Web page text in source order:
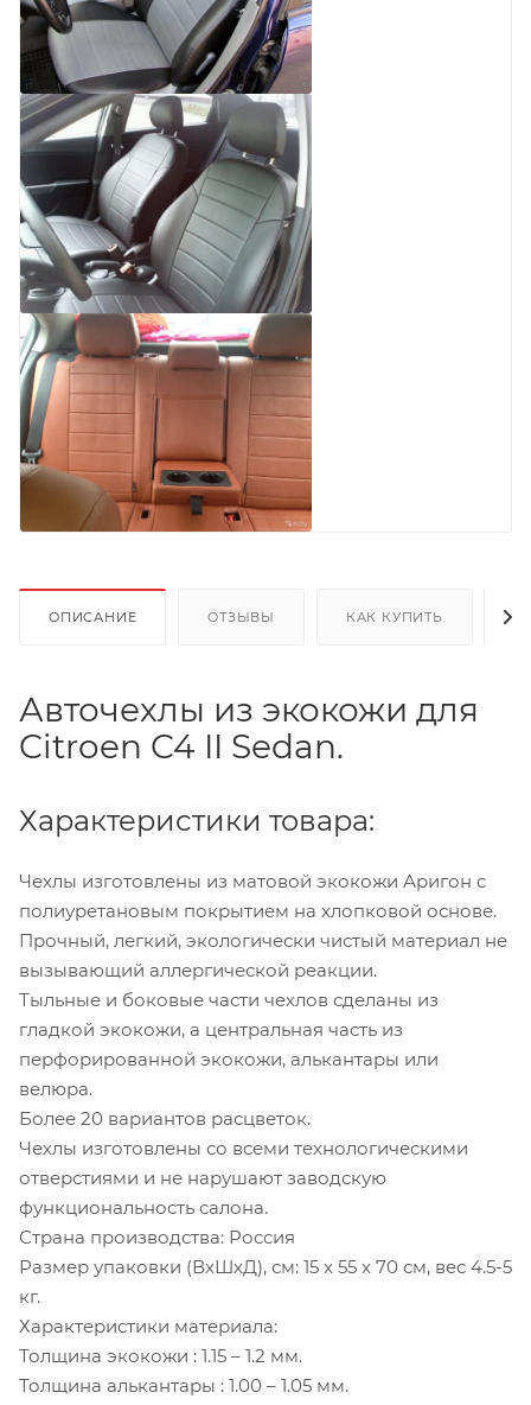
ОПИСАНИЕ ОТЗЫВЫ КАК КУПИТЬ
Авточехлы из экокожи для
Citroen C4 II Sedan.
Характеристики товара:
Чехлы изготовлены из матовой экокожи Аригон с
полиуретановым покрытием на хлопковой основе.
Прочный, легкий, экологически чистый материал не
вызывающий аллергической реакции.
Тыльные и боковые части чехлов сделаны из
гладкой экокожи, а центральная часть из
перфорированной экокожи, алькантары или
велюра.
Более 20 вариантов расцветок.
Чехлы изготовлены со всеми технологическими
отверстиями и не нарушают заводскую
функциональность салона.
Страна производства: Россия
Размер упаковки (ВхШхД), см: 15 x 55 x 70 см, вес 4.5-5
кг.
Характеристики материала:
Толщина экокожи : 1.15 – 1.2 мм.
Толщина алькантары : 1.00 – 1.05 мм.